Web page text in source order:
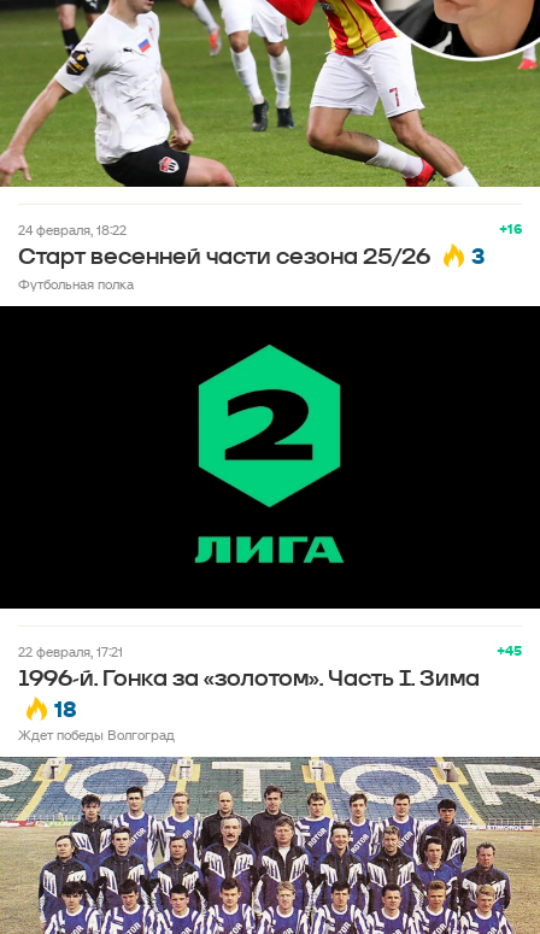
+16
24 февраля, 18:22
Старт весенней части сезона 25/26 3
Футбольная полка
+45
22 февраля, 17:21
1996-й. Гонка за «золотом». Часть I. Зима
18
Ждет победы Волгоград